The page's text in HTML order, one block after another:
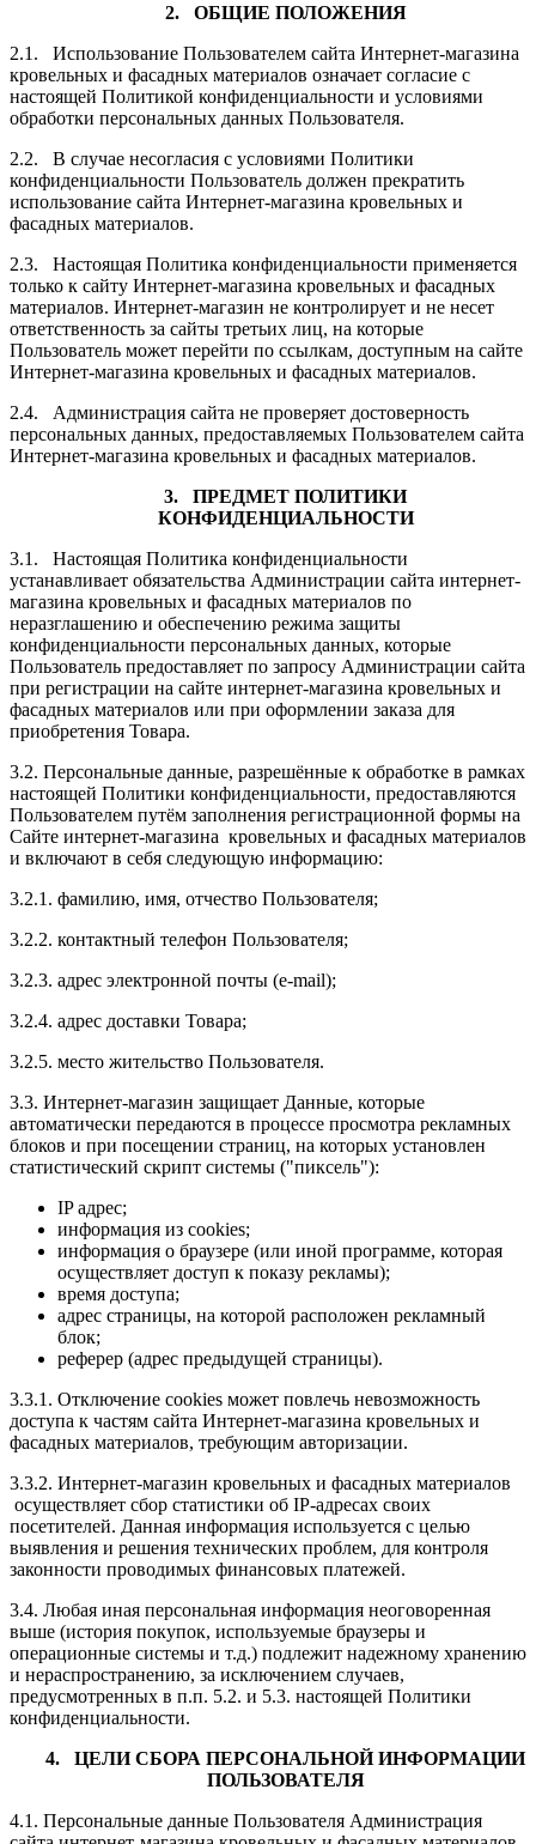
2. ОБЩИЕ ПОЛОЖЕНИЯ
2.1. Использование Пользователем сайта Интернет-магазина
кровельных и фасадных материалов означает согласие с
настоящей Политикой конфиденциальности и условиями
обработки персональных данных Пользователя.
2.2. В случае несогласия с условиями Политики
конфиденциальности Пользователь должен прекратить
использование сайта Интернет-магазина кровельных и
фасадных материалов.
2.3. Настоящая Политика конфиденциальности применяется
только к сайту Интернет-магазина кровельных и фасадных
материалов. Интернет-магазин не контролирует и не несет
ответственность за сайты третьих лиц, на которые
Пользователь может перейти по ссылкам, доступным на сайте
Интернет-магазина кровельных и фасадных материалов.
2.4. Администрация сайта не проверяет достоверность
персональных данных, предоставляемых Пользователем сайта
Интернет-магазина кровельных и фасадных материалов.
3. ПРЕДМЕТ ПОЛИТИКИ
КОНФИДЕНЦИАЛЬНОСТИ
3.1. Настоящая Политика конфиденциальности
устанавливает обязательства Администрации сайта интернет-
магазина кровельных и фасадных материалов по
неразглашению и обеспечению режима защиты
конфиденциальности персональных данных, которые
Пользователь предоставляет по запросу Администрации сайта
при регистрации на сайте интернет-магазина кровельных и
фасадных материалов или при оформлении заказа для
приобретения Товара.
3.2. Персональные данные, разрешённые к обработке в рамках
настоящей Политики конфиденциальности, предоставляются
Пользователем путём заполнения регистрационной формы на
Сайте интернет-магазина кровельных и фасадных материалов
и включают в себя следующую информацию:
3.2.1. фамилию, имя, отчество Пользователя;
3.2.2. контактный телефон Пользователя;
3.2.3. адрес электронной почты (e-mail);
3.2.4. адрес доставки Товара;
3.2.5. место жительство Пользователя.
3.3. Интернет-магазин защищает Данные, которые
автоматически передаются в процессе просмотра рекламных
блоков и при посещении страниц, на которых установлен
статистический скрипт системы ("пиксель"):
IP адрес;
информация из cookies;
информация о браузере (или иной программе, которая
осуществляет доступ к показу рекламы);
время доступа;
адрес страницы, на которой расположен рекламный
блок;
реферер (адрес предыдущей страницы).
3.3.1. Отключение cookies может повлечь невозможность
доступа к частям сайта Интернет-магазина кровельных и
фасадных материалов, требующим авторизации.
3.3.2. Интернет-магазин кровельных и фасадных материалов
осуществляет сбор статистики об IP-адресах своих
посетителей. Данная информация используется с целью
выявления и решения технических проблем, для контроля
законности проводимых финансовых платежей.
3.4. Любая иная персональная информация неоговоренная
выше (история покупок, используемые браузеры и
операционные системы и т.д.) подлежит надежному хранению
и нераспространению, за исключением случаев,
предусмотренных в п.п. 5.2. и 5.3. настоящей Политики
конфиденциальности.
4. ЦЕЛИ СБОРА ПЕРСОНАЛЬНОЙ ИНФОРМАЦИИ
ПОЛЬЗОВАТЕЛЯ
4.1. Персональные данные Пользователя Администрация